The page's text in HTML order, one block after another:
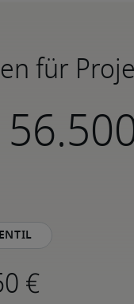
für